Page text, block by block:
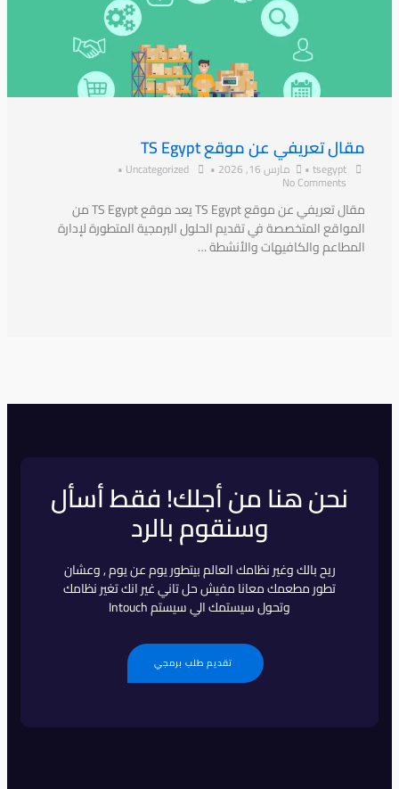
مقال تعريفي عن موقع TS Egypt
tsegypt
• مارس 16, 2026 •
Uncategorized
•
No Comments
مقال تعريفي عن موقع TS Egypt يعد موقع TS Egypt من
المواقع المتخصصة في تقديم الحلول البرمجية المتطورة لإدارة
المطاعم والكافيهات والأنشطة …
نحن هنا من أجلك! فقط أسأل
وسنقوم بالرد
ريح بالك وغير نظامك العالم بيتطور يوم عن يوم , وعشان
تطور مطعمك معانا مفيش حل تاني غير انك تغير نظامك
وتحول سيستمك الي سيستم Intouch
تقديم طلب برمجي